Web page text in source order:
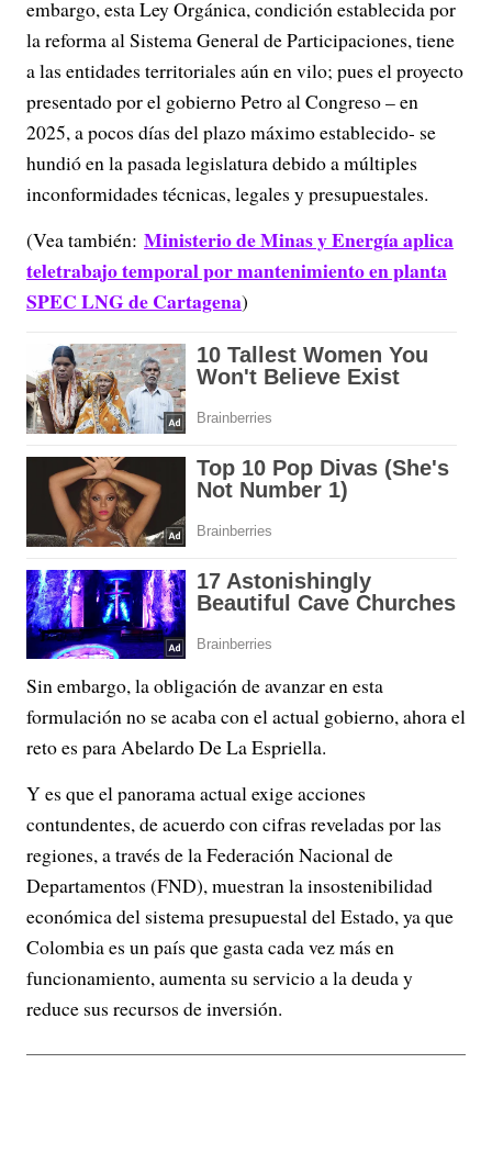
embargo, esta Ley Orgánica, condición establecida por
la reforma al Sistema General de Participaciones, tiene
a las entidades territoriales aún en vilo; pues el proyecto
presentado por el gobierno Petro al Congreso – en
2025, a pocos días del plazo máximo establecido- se
hundió en la pasada legislatura debido a múltiples
inconformidades técnicas, legales y presupuestales.
(Vea también: Ministerio de Minas y Energía aplica
teletrabajo temporal por mantenimiento en planta
SPEC LNG de Cartagena)
Sin embargo, la obligación de avanzar en esta
formulación no se acaba con el actual gobierno, ahora el
reto es para Abelardo De La Espriella.
Y es que el panorama actual exige acciones
contundentes, de acuerdo con cifras reveladas por las
regiones, a través de la Federación Nacional de
Departamentos (FND), muestran la insostenibilidad
económica del sistema presupuestal del Estado, ya que
Colombia es un país que gasta cada vez más en
funcionamiento, aumenta su servicio a la deuda y
reduce sus recursos de inversión.